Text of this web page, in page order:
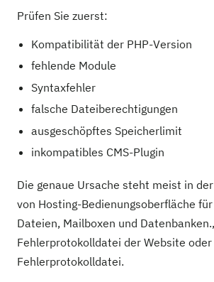
Prüfen Sie zuerst:
Kompatibilität der PHP-Version
fehlende Module
Syntaxfehler
falsche Dateiberechtigungen
ausgeschöpftes Speicherlimit
inkompatibles CMS-Plugin
Die genaue Ursache steht meist in
von Hosting-Bedienungsoberfläche
Dateien, Mailboxen und
Fehlerprotokolldatei der Website oder
Fehlerprotokolldatei.